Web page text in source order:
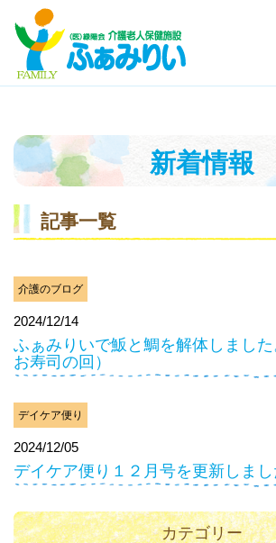
新着情報
記事一覧
介護のブログ
2024/12/14
ふぁみりいで魬と鯛を解体しまし
お寿司の回）
デイケア便り
2024/12/05
デイケア便り１２月号を更新しまし
カテゴリー